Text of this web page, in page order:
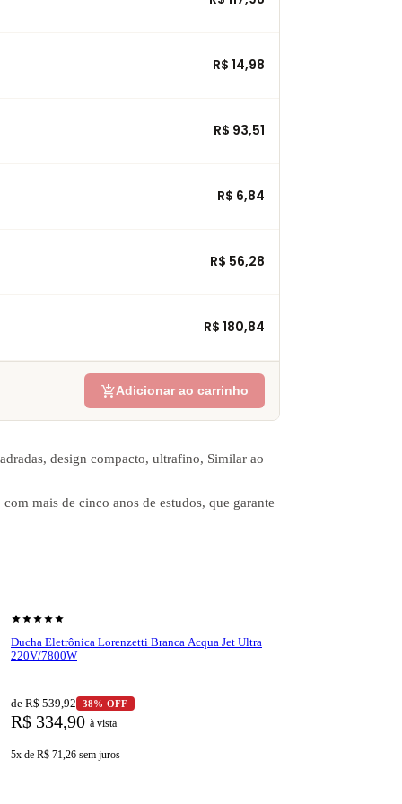
R$ 14,98
R$ 93,51
R$ 6,84
R$ 56,28
R$ 180,84
add_shopping_cartAdicionar ao carrinho
design compacto, ultrafino, Similar ao
mais de cinco anos de estudos, que garante
starstarstarstarstar
Ducha Eletrônica Lorenzetti Branca Acqua Jet Ultra
220V/7800W
de R$ 539,92 38% OFF
R$ 334,90 à vista
5x de R$ 71,26 sem juros